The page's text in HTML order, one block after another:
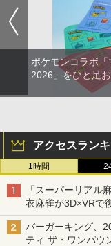
ポケモンコラボ
2026」をひと足
アクセスラン
1時間
「スーパーリアル
衣麻雀が3D×VRで
発売から2週間は
バーガーキング、
ティ ザ・ワンパウ